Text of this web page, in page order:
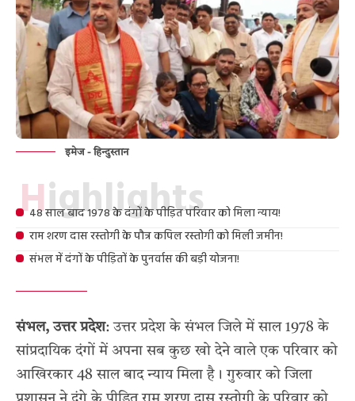
इमेज - हिन्दुस्तान
Highlights
48 साल बाद 1978 के दंगों के पीड़ित परिवार को मिला न्याय!
राम शरण दास रस्तोगी के पौत्र कपिल रस्तोगी को मिली जमीन!
संभल में दंगों के पीड़ितों के पुनर्वास की बड़ी योजना!
संभल, उत्तर प्रदेश: उत्तर प्रदेश के संभल जिले में साल 1978 के
सांप्रदायिक दंगों में अपना सब कुछ खो देने वाले एक परिवार को
आखिरकार 48 साल बाद न्याय मिला है। गुरुवार को जिला